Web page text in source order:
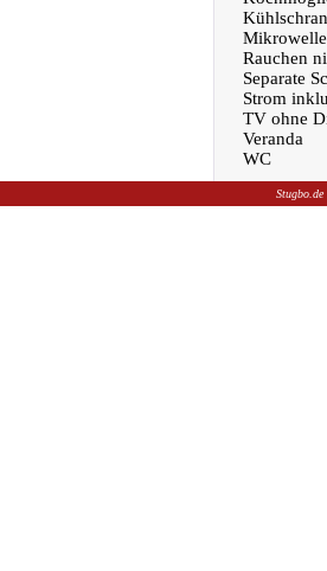
Mikrowelle
Rauchen
Separate
Strom
TV ohne
Veranda
WC